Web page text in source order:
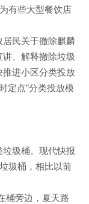
有些大型餐饮店
民关于撤除麒麟
、解释撤除垃圾
进小区分类投放
定点”分类投放模
圾桶。现代快报
圾桶，相比以前
桶旁边，夏天路